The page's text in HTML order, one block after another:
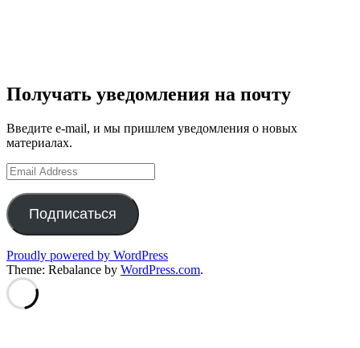
Получать уведомления на почту
Введите e-mail, и мы пришлем уведомления о новых
материалах.
Email
Address
Подписаться
Proudly powered by WordPress
Theme: Rebalance by WordPress.com.